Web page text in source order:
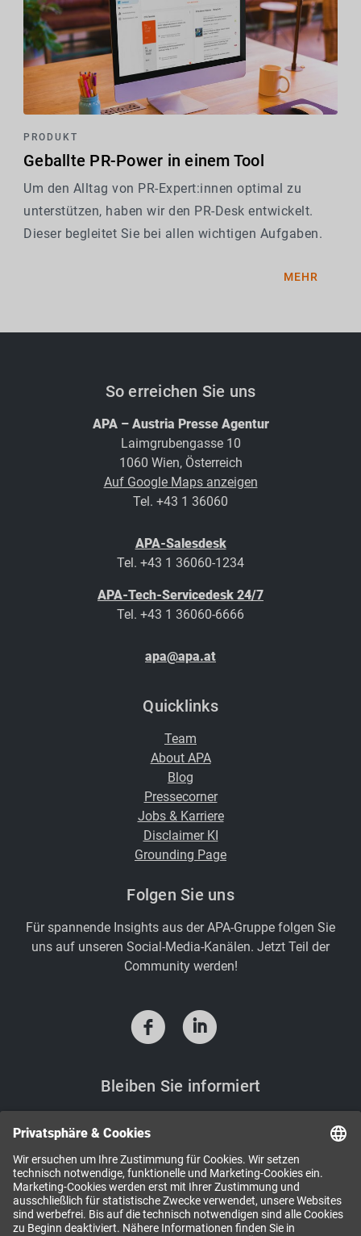
PRODUKT
Geballte PR-Power in einem Tool
Um den Alltag von PR-Expert:innen optimal zu
unterstützen, haben wir den PR-Desk entwickelt.
Dieser begleitet Sie bei allen wichtigen Aufgaben.
MEHR
So erreichen Sie uns
APA – Austria Presse Agentur
Laimgrubengasse 10
1060 Wien, Österreich
Auf Google Maps anzeigen
Tel. +43 1 36060
APA-Salesdesk
Tel. +43 1 36060-1234
APA-Tech-Servicedesk 24/7
Tel. +43 1 36060-6666
apa@apa.at
Quicklinks
Team
About APA
Blog
Pressecorner
Jobs & Karriere
Disclaimer KI
Grounding Page
Folgen Sie uns
Für spannende Insights aus der APA-Gruppe folgen Sie
uns auf unseren Social-Media-Kanälen. Jetzt Teil der
Community werden!
f i
Bleiben Sie informiert
APA-Newslettern bekommen Sie regelmäßig aktuelle
Informationen und Einladungen direkt in Ihr Postfach.
NEWSLETTER ABONNIEREN